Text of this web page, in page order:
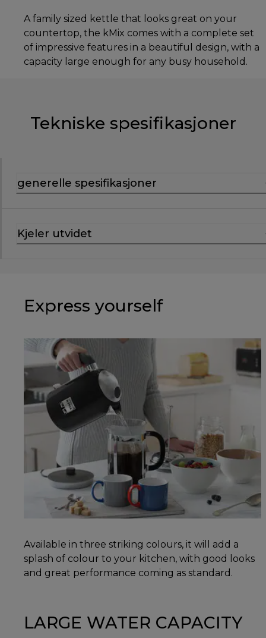
A family sized kettle that looks great on your
countertop, the kMix comes with a complete set
of impressive features in a beautiful design, with a
capacity large enough for any busy household.
Tekniske spesifikasjoner
generelle spesifikasjoner
Kjeler utvidet
Express yourself
Available in three striking colours, it will add a
splash of colour to your kitchen, with good looks
and great performance coming as standard.
LARGE WATER CAPACITY